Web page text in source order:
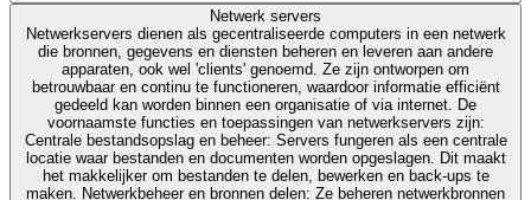
Netwerk servers
Netwerkservers dienen als gecentraliseerde computers in een netwerk
die bronnen, gegevens en diensten beheren en leveren aan andere
apparaten, ook wel 'clients' genoemd. Ze zijn ontworpen om
betrouwbaar en continu te functioneren, waardoor informatie efficiënt
gedeeld kan worden binnen een organisatie of via internet. De
voornaamste functies en toepassingen van netwerkservers zijn:
Centrale bestandsopslag en beheer: Servers fungeren als een centrale
locatie waar bestanden en documenten worden opgeslagen. Dit maakt
het makkelijker om bestanden te delen, bewerken en back-ups te
maken. Netwerkbeheer en bronnen delen: Ze beheren netwerkbronnen